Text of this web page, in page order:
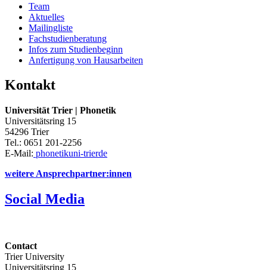
Team
Aktuelles
Mailingliste
Fachstudienberatung
Infos zum Studienbeginn
Anfertigung von Hausarbeiten
Kontakt
Universität Trier | Phonetik
Universitätsring 15
54296 Trier
Tel.: 0651 201-2256
E-Mail: phonetikuni-trierde
weitere Ansprechpartner:innen
Social Media
Contact
Trier University
Universitätsring 15